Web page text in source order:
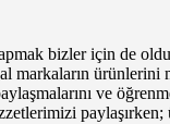
bizler için de
markaların
ve